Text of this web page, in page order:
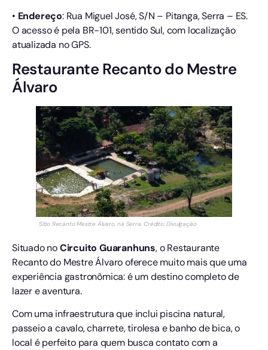
• Endereço: Rua Miguel José, S/N – Pitanga, Serra – ES.
O acesso é pela BR-101, sentido Sul, com localização
atualizada no GPS.
Restaurante Recanto do Mestre
Álvaro
Sítio Recanto Mestre Álvaro, na Serra. Crédito: Divulgação
Situado noCircuito Guaranhuns, o Restaurante
Recanto do Mestre Álvaro oferece muito mais que uma
experiência gastronômica: é um destino completo de
lazer e aventura.
Com uma infraestrutura que inclui piscina natural,
passeio a cavalo, charrete, tirolesa e banho de bica, o
local é perfeito para quem busca contato com a